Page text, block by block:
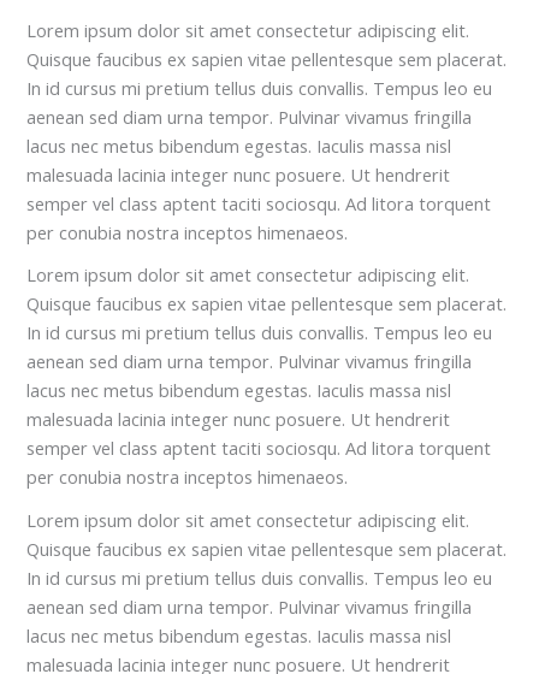
Lorem ipsum dolor sit amet consectetur adipiscing elit.
Quisque faucibus ex sapien vitae pellentesque sem placerat.
In id cursus mi pretium tellus duis convallis. Tempus leo eu
aenean sed diam urna tempor. Pulvinar vivamus fringilla
lacus nec metus bibendum egestas. Iaculis massa nisl
malesuada lacinia integer nunc posuere. Ut hendrerit
semper vel class aptent taciti sociosqu. Ad litora torquent
per conubia nostra inceptos himenaeos.
Lorem ipsum dolor sit amet consectetur adipiscing elit.
Quisque faucibus ex sapien vitae pellentesque sem placerat.
In id cursus mi pretium tellus duis convallis. Tempus leo eu
aenean sed diam urna tempor. Pulvinar vivamus fringilla
lacus nec metus bibendum egestas. Iaculis massa nisl
malesuada lacinia integer nunc posuere. Ut hendrerit
semper vel class aptent taciti sociosqu. Ad litora torquent
per conubia nostra inceptos himenaeos.
Lorem ipsum dolor sit amet consectetur adipiscing elit.
Quisque faucibus ex sapien vitae pellentesque sem placerat.
In id cursus mi pretium tellus duis convallis. Tempus leo eu
aenean sed diam urna tempor. Pulvinar vivamus fringilla
lacus nec metus bibendum egestas. Iaculis massa nisl
malesuada lacinia integer nunc posuere. Ut hendrerit